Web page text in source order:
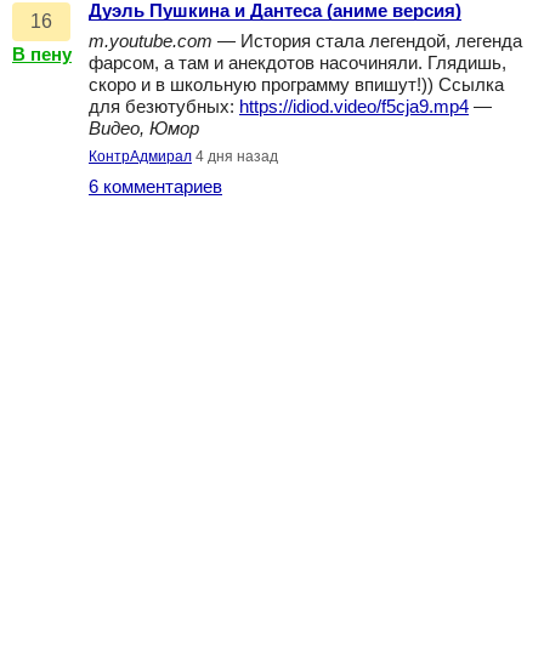
16
В пену
Дуэль Пушкина и Дантеса (аниме версия)
m.youtube.com — История стала легендой, легенда
фарсом, а там и анекдотов насочиняли. Глядишь,
скоро и в школьную программу впишут!)) Ссылка
для безютубных: https://idiod.video/f5cja9.mp4 —
Видео, Юмор
КонтрАдмирал 4 дня назад
6 комментариев